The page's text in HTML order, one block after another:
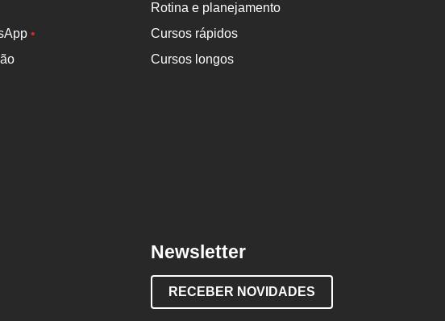
•
Rotina e planejamento
Cursos rápidos
Cursos longos
Newsletter
RECEBER NOVIDADES